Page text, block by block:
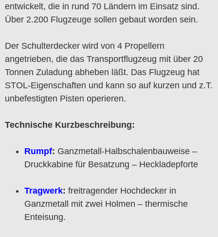
entwickelt, die in rund 70 Ländern im Einsatz sind.
Über 2.200 Flugzeuge sollen gebaut worden sein.
Der Schulterdecker wird von 4 Propellern
angetrieben, die das Transportflugzeug mit über 20
Tonnen Zuladung abheben läßt. Das Flugzeug hat
STOL-Eigenschaften und kann so auf kurzen und z.T.
unbefestigten Pisten operieren.
Technische Kurzbeschreibung:
Rumpf: Ganzmetall-Halbschalenbauweise –
Druckkabine für Besatzung – Heckladepforte
Tragwerk: freitragender Hochdecker in
Ganzmetall mit zwei Holmen – thermische
Enteisung.